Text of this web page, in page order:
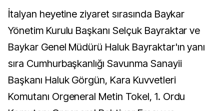
İtalyan heyetine ziyaret sırasında Baykar
Yönetim Kurulu Başkanı Selçuk Bayraktar ve
Baykar Genel Müdürü Haluk Bayraktar'ın yanı
sıra Cumhurbaşkanlığı Savunma Sanayii
Başkanı Haluk Görgün, Kara Kuvvetleri
Komutanı Orgeneral Metin Tokel, 1. Ordu